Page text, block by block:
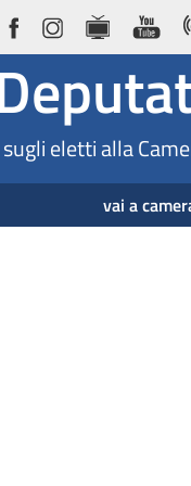
eletti alla
vai a